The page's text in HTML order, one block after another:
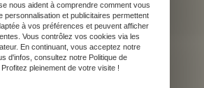
nous aident à comprendre comment vous
personnalisation et publicitaires permettent
à vos préférences et peuvent afficher
Vous contrôlez vos cookies via les
En continuant, vous acceptez notre
d'infos, consultez notre Politique de
Profitez pleinement de votre visite !